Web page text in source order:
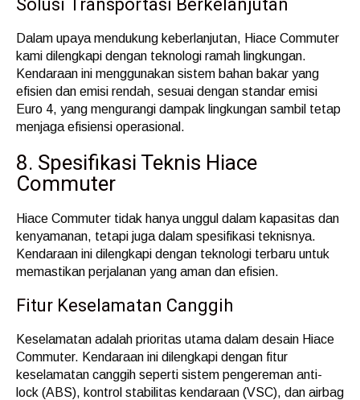
Solusi Transportasi Berkelanjutan
Dalam upaya mendukung keberlanjutan, Hiace Commuter
kami dilengkapi dengan teknologi ramah lingkungan.
Kendaraan ini menggunakan sistem bahan bakar yang
efisien dan emisi rendah, sesuai dengan standar emisi
Euro 4, yang mengurangi dampak lingkungan sambil tetap
menjaga efisiensi operasional.
8. Spesifikasi Teknis Hiace
Commuter
Hiace Commuter tidak hanya unggul dalam kapasitas dan
kenyamanan, tetapi juga dalam spesifikasi teknisnya.
Kendaraan ini dilengkapi dengan teknologi terbaru untuk
memastikan perjalanan yang aman dan efisien.
Fitur Keselamatan Canggih
Keselamatan adalah prioritas utama dalam desain Hiace
Commuter. Kendaraan ini dilengkapi dengan fitur
keselamatan canggih seperti sistem pengereman anti-
lock (ABS), kontrol stabilitas kendaraan (VSC), dan airbag